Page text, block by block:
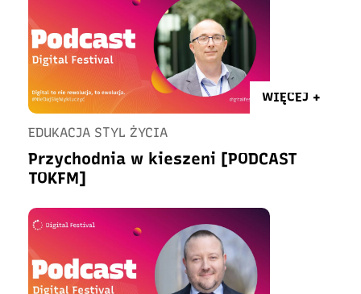
WIĘCEJ +
EDUKACJA STYL ŻYCIA
Przychodnia w kieszeni [PODCAST
TOKFM]